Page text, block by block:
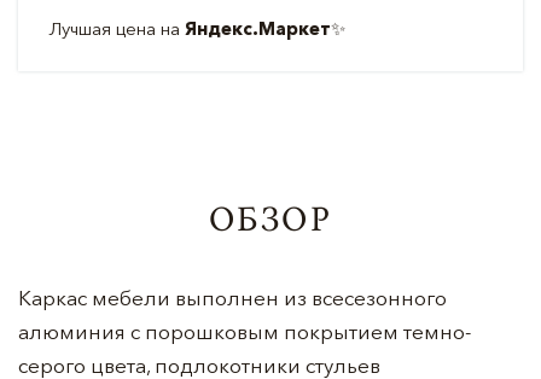
Лучшая цена на Яндекс.Маркет✨
ОБЗОР
Каркас мебели выполнен из всесезонного
алюминия с порошковым покрытием темно-
серого цвета, подлокотники стульев